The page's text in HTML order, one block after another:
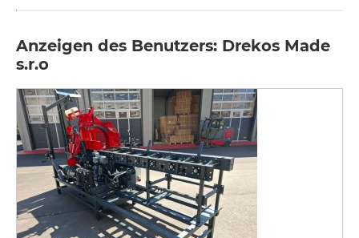
Anzeigen des Benutzers: Drekos Made
s.r.o